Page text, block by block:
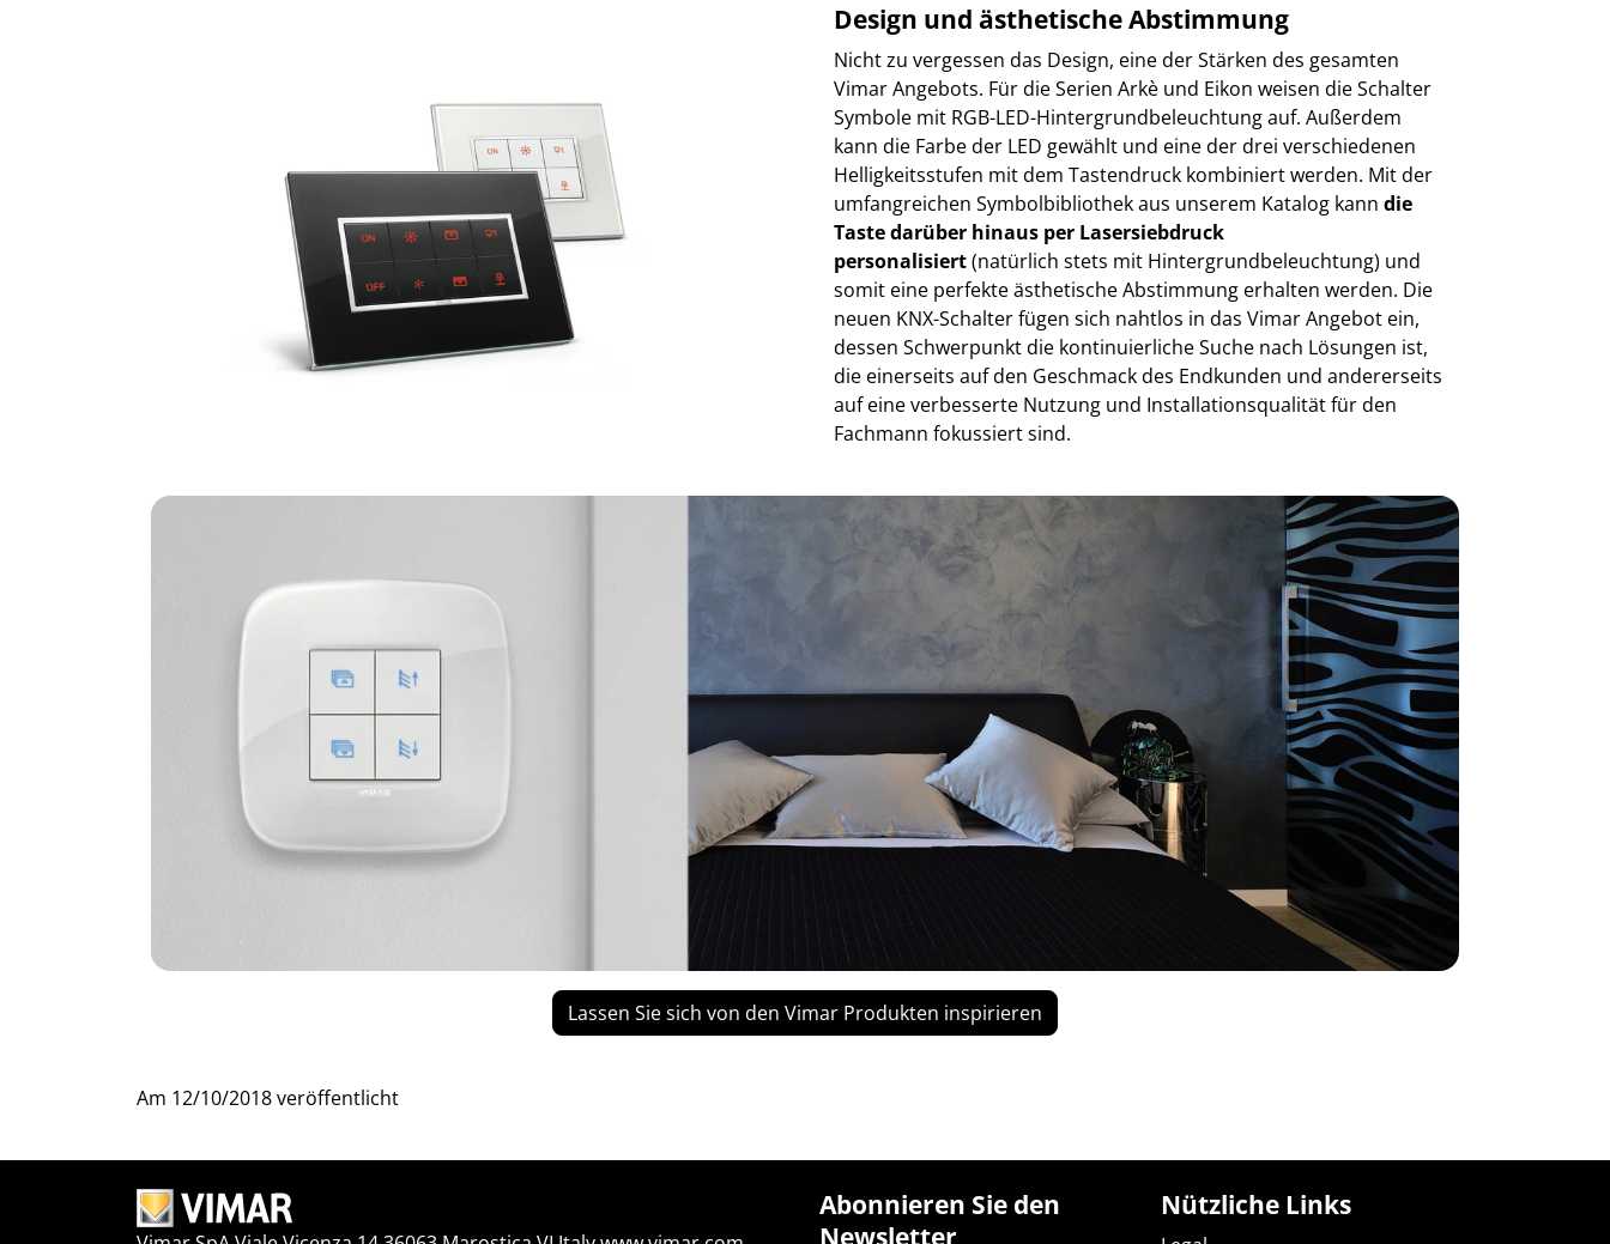
Design und ästhetische Abstimmung
Nicht zu vergessen das Design, eine der Stärken des gesamten
Vimar Angebots. Für die Serien Arkè und Eikon weisen die Schalter
Symbole mit RGB-LED-Hintergrundbeleuchtung auf. Außerdem
kann die Farbe der LED gewählt und eine der drei verschiedenen
Helligkeitsstufen mit dem Tastendruck kombiniert werden. Mit der
umfangreichen Symbolbibliothek aus unserem Katalog kann die
Taste darüber hinaus per Lasersiebdruck
personalisiert(natürlich stets mit Hintergrundbeleuchtung) und
somit eine perfekte ästhetische Abstimmung erhalten werden. Die
neuen KNX-Schalter fügen sich nahtlos in das Vimar Angebot ein,
dessen Schwerpunkt die kontinuierliche Suche nach Lösungen ist,
die einerseits auf den Geschmack des Endkunden und andererseits
auf eine verbesserte Nutzung und Installationsqualität für den
Fachmann fokussiert sind.
Lassen Sie sich von den Vimar Produkten inspirieren
Am 12/10/2018veröffentlicht
Abonnieren Sie den
Newsletter
Nützliche Links